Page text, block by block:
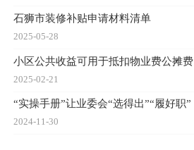
石狮市装修补贴申请材料清单
2025-05-28
小区公共收益可用于抵扣物业费公摊费
2025-02-21
“实操手册”让业委会“选得出”“履好职”
2024-11-30